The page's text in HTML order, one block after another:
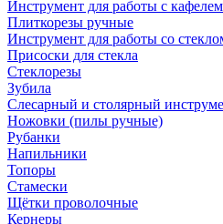
Инструмент для работы с кафелем
Плиткорезы ручные
Инструмент для работы со
Присоски для стекла
Стеклорезы
Зубила
Слесарный и столярный
Ножовки (пилы ручные)
Рубанки
Напильники
Топоры
Стамески
Щётки проволочные
Кернеры